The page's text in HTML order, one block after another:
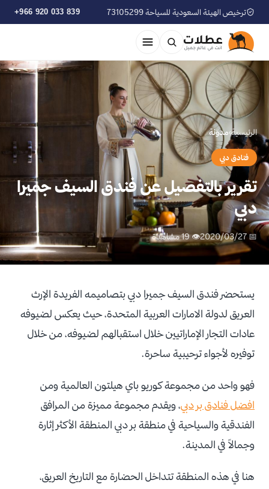
ترخيص الهيئة السعودية للسياحة 73105299 +966 920 033 839
الرئيسية›مدوّنة
فنادق دبي
تقرير بالتفصيل عن فندق السيف جميرا
دبي
📅 2020/03/27 👁 19 مشاهدة
يستحضر فندق السيف جميرا دبي بتصاميمه الفريدة الإرث
العريق لدولة الامارات العربية المتحدة، حيث يعكس لضيوفه
عادات التجار الإماراتيين خلال استقبالهم لضيوفه، من خلال
توفيره لأجواء ترحيبية ساحرة.
فهو واحد من مجموعة كوريو باي هيلتون العالمية ومن
افضل فنادق بر دبي، ويقدم مجموعة مميزة من المرافق
الفندقية والسياحية في منطقة بر دبي المنطقة الأكثر إثارة
وجمالاً في المدينة.
هنا في هذه المنطقة تتداخل الحضارة مع التاريخ العريق،